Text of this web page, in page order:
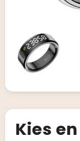
Kies